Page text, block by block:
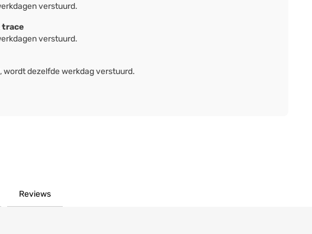
verstuurd.
trace
verstuurd.
wordt dezelfde werkdag verstuurd.
Reviews